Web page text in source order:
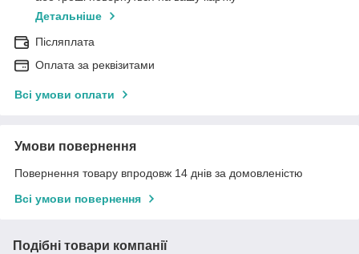
Детальніше
Післяплата
Оплата за реквізитами
Всі умови оплати
Умови повернення
Повернення товару впродовж 14 днів за домовленістю
Всі умови повернення
Подібні товари компанії